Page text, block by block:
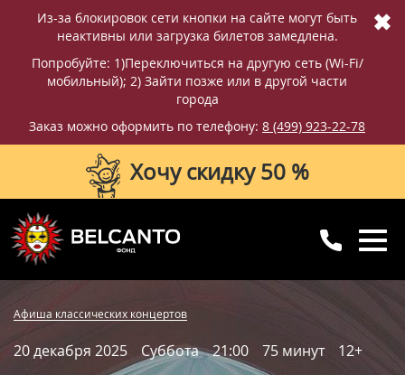
Из-за блокировок сети кнопки на сайте могут быть
неактивны или загрузка билетов замедлена.
Попробуйте: 1)Переключиться на другую сеть (Wi-Fi/
мобильный); 2) Зайти позже или в другой части
города
Заказ можно оформить по телефону: 8 (499) 923-22-78
✖
Хочу скидку 50 %
с 10:00 до 20:00
Вопросы и ответы Схема зала
Афиша классических концертов
20 декабря 2025 Суббота 21:00 75 минут 12+